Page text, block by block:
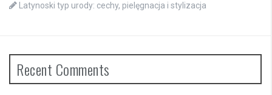
Latynoski typ urody: cechy, pielęgnacja i stylizacja
Recent Comments